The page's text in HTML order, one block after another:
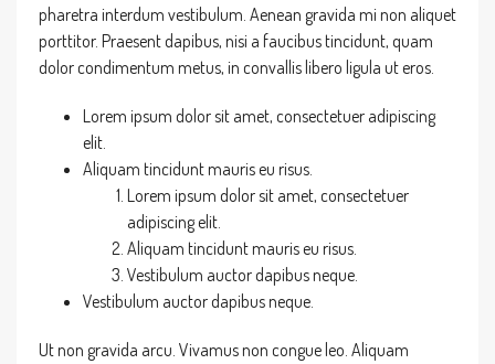
pharetra interdum vestibulum. Aenean gravida mi non aliquet
porttitor. Praesent dapibus, nisi a faucibus tincidunt, quam
dolor condimentum metus, in convallis libero ligula ut eros.
Lorem ipsum dolor sit amet, consectetuer adipiscing
elit.
Aliquam tincidunt mauris eu risus.
Lorem ipsum dolor sit amet, consectetuer
adipiscing elit.
Aliquam tincidunt mauris eu risus.
Vestibulum auctor dapibus neque.
Vestibulum auctor dapibus neque.
Ut non gravida arcu. Vivamus non congue leo. Aliquam